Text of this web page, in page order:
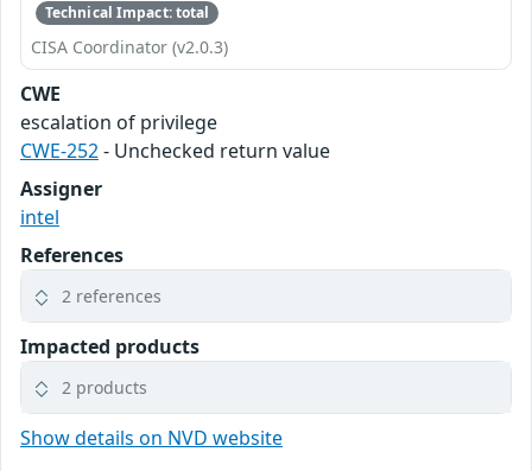
Technical Impact: total
CISA Coordinator (v2.0.3)
CWE
escalation of privilege
CWE-252- Unchecked return value
Assigner
intel
References
2 references
Impacted products
2 products
Show details on NVD website